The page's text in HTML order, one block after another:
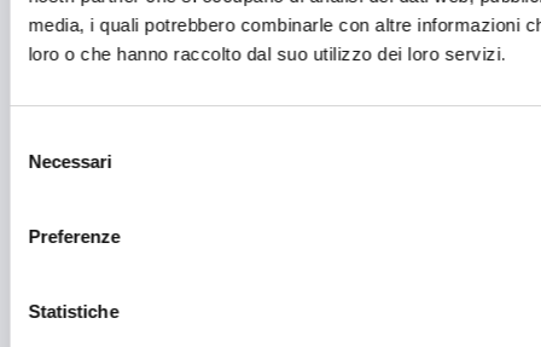
media, i quali potrebbero combinarle con altre informazioni
loro o che hanno raccolto dal suo utilizzo dei loro servizi.
delNecessari
Preferenze
Statistiche
Fotovoltaico
Green economy
Inclusione Sociale e Solidarietà